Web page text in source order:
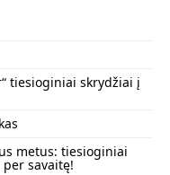
tiesioginiai skrydžiai į
metus: tiesioginiai
savaitę!